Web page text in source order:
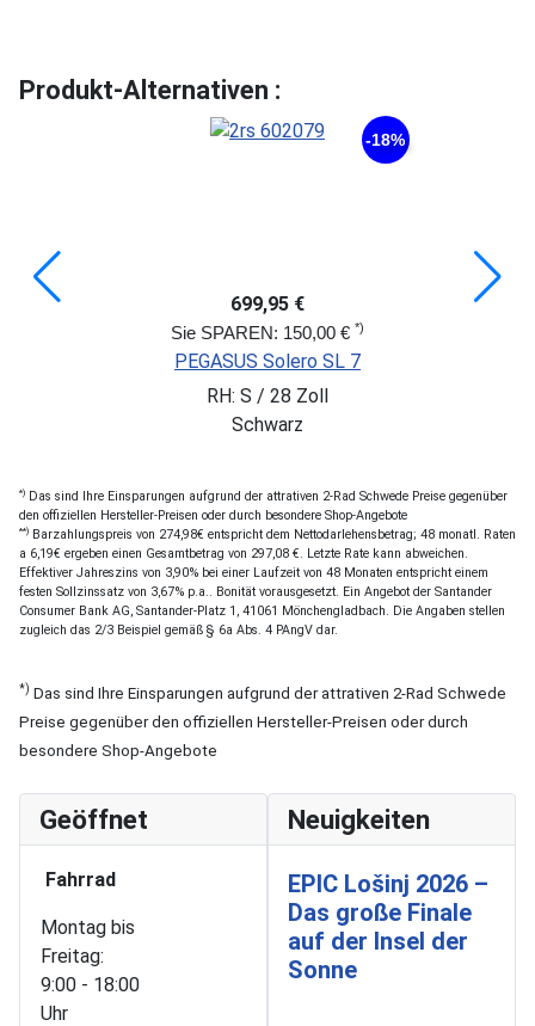
Produkt-Alternativen :
-18%
699,95 €
Sie SPAREN: 150,00 € *)
PEGASUS Solero SL 7
RH: S / 28 Zoll
Schwarz
*) Das sind Ihre Einsparungen aufgrund der attrativen 2-Rad Schwede Preise gegenüber
den offiziellen Hersteller-Preisen oder durch besondere Shop-Angebote
**) Barzahlungspreis von 274,98€ entspricht dem Nettodarlehensbetrag; 48 monatl. Raten
a 6,19€ ergeben einen Gesamtbetrag von 297,08 €. Letzte Rate kann abweichen.
Effektiver Jahreszins von 3,90% bei einer Laufzeit von 48 Monaten entspricht einem
festen Sollzinssatz von 3,67% p.a.. Bonität vorausgesetzt. Ein Angebot der Santander
Consumer Bank AG, Santander-Platz 1, 41061 Mönchengladbach. Die Angaben stellen
zugleich das 2/3 Beispiel gemäß § 6a Abs. 4 PAngV dar.
*) Das sind Ihre Einsparungen aufgrund der attrativen 2-Rad Schwede
Preise gegenüber den offiziellen Hersteller-Preisen oder durch
besondere Shop-Angebote
Geöffnet
Fahrrad
Montag bis
Freitag:
9:00 - 18:00
Uhr
Neuigkeiten
EPIC Lošinj 2026 –
Das große Finale
auf der Insel der
Sonne